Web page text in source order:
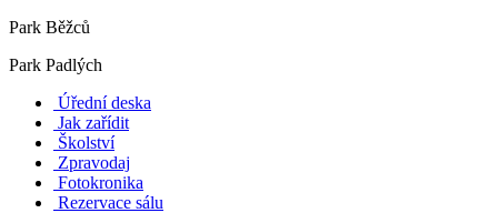
Park Běžců
Park Padlých
Úřední deska
Jak zařídit
Školství
Zpravodaj
Fotokronika
Rezervace sálu